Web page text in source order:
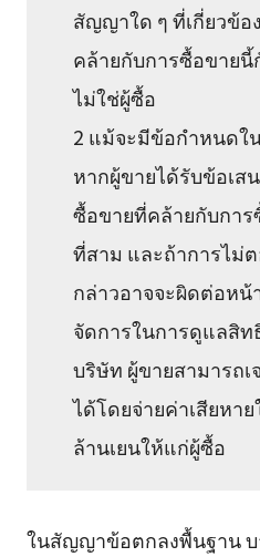
สัญญาใด ๆ ที่เกี่ยวข้อ
คล้ายกับการซื้อขาย
ไม่ใช่ผู้ซื้อ
2 แม้จะมีข้อกำหนดใ
หากผู้ขายได้รับข้อเส
ซื้อขายที่คล้ายกับกา
ที่สาม และถ้าการไม่
กล่าวอาจจะผิดต่อหน้
จัดการในการดูแลสิ
บริษัท ผู้ขายสามารถ
ได้โดยจ่ายค่าเสียหา
ล้านเยนให้แก่ผู้ซื้อ
ในสัญญาข้อตกลงพื้นฐาน บ